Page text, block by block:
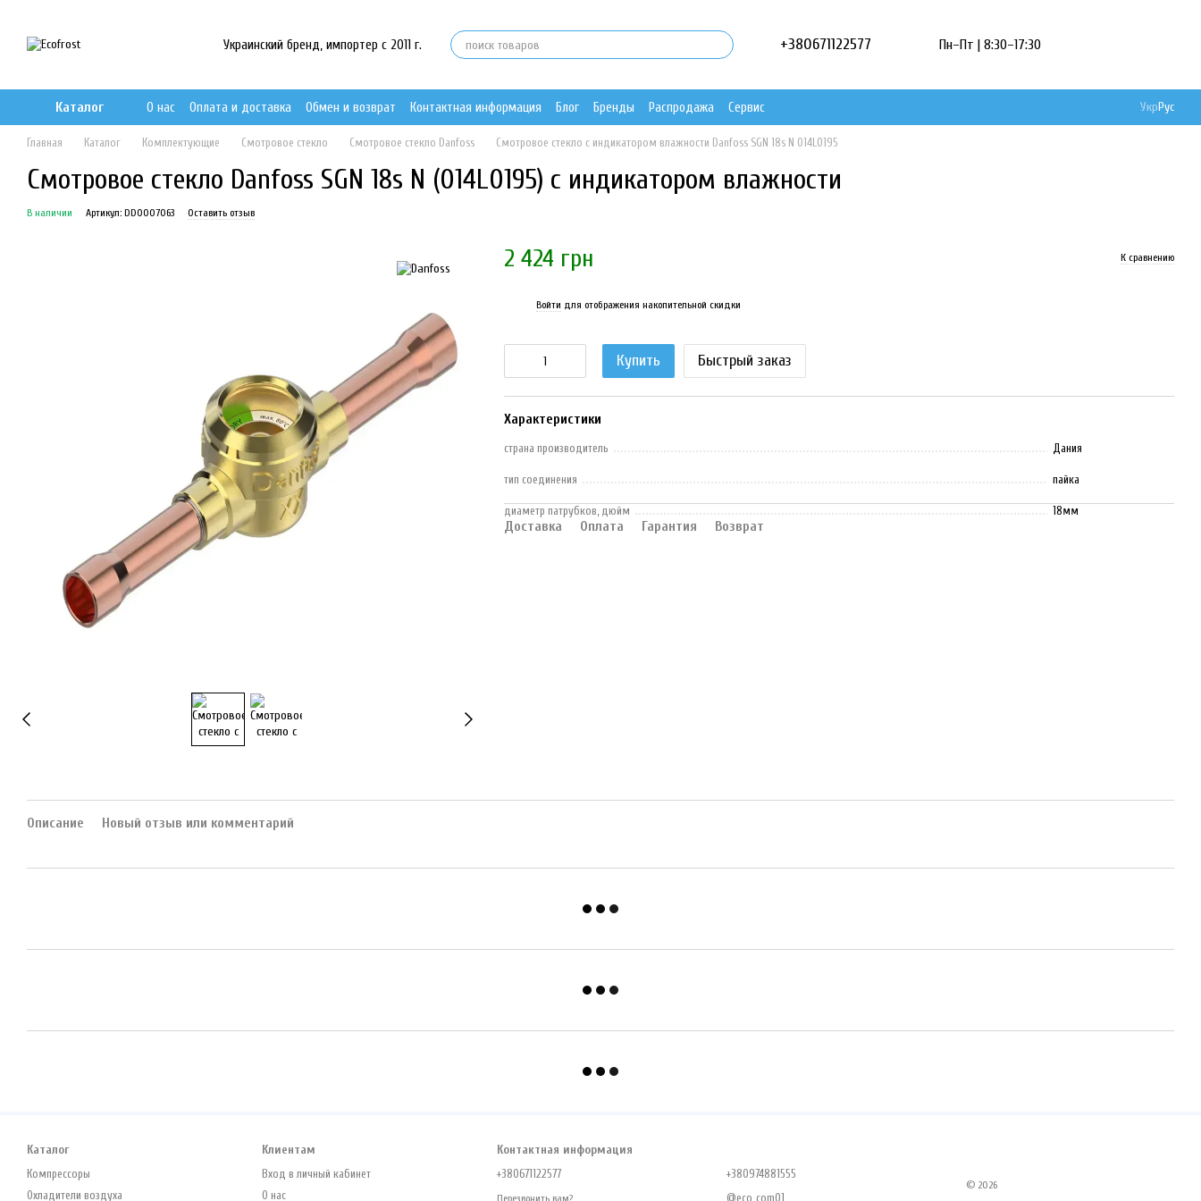
Украинский бренд, импортер с 2011 г. +380671122577 Пн–Пт | 8:30–17:30
Каталог О нас Оплата и доставка Обмен и возврат Контактная информация Блог Бренды Распродажа Сервис УкрРус
Главная Каталог Комплектующие Смотровое стекло Смотровое стекло Danfoss Смотровое стекло с индикатором влажности Danfoss SGN 18s N 014L0195
Смотровое стекло Danfoss SGN 18s N (014L0195) с индикатором влажности
В наличии Артикул: DD0007063 Оставить отзыв
2 424 грн К сравнению
Войти для отображения накопительной скидки
Купить Быстрый заказ
Характеристики
страна производитель Дания
тип соединения пайка
диаметр патрубков, дюйм 18мм
Доставка Оплата Гарантия Возврат
Описание Новый отзыв или комментарий
Каталог
Компрессоры
Охладители воздуха
Клиентам
Вход в личный кабинет
О нас
Контактная информация
+380671122577
Перезвонить вам?
+380974881555
@eco_com01
© 2026